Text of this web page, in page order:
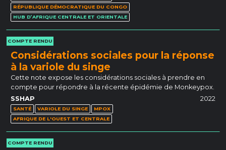
RÉPUBLIQUE DÉMOCRATIQUE DU CONGO
HUB D’AFRIQUE CENTRALE ET ORIENTALE
COMPTE RENDU
Considérations sociales pour la réponse
à la variole du singe
Cette note expose les considérations sociales à prendre en
compte pour répondre à la récente épidémie de Monkeypox.
SSHAP
2022
SANTÉ VARIOLE DU SINGE
MPOX
AFRIQUE DE L'OUEST ET CENTRALE
COMPTE RENDU